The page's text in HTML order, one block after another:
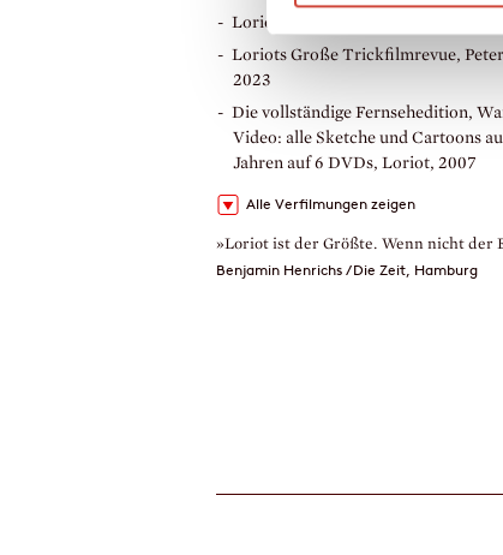
Loriot 100, André Schäfer, 2023
Loriots Große Trickfilmrevue,
2023
Die vollständige Fernsehedition,
Video: alle Sketche und Cartoons
Jahren auf 6 DVDs, Loriot, 2007
Alle Verfilmungen zeigen
»Loriot ist der Größte. Wenn nicht der
Benjamin Henrichs / Die Zeit, Hamburg